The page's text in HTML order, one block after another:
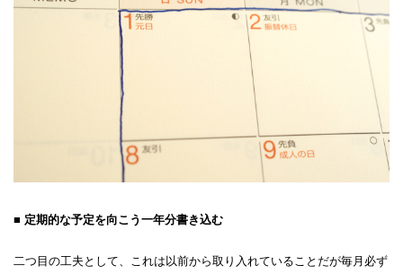
■ 定期的な予定を向こう一年分書き込む
二つ目の工夫として、これは以前から取り入れていることだが毎月必ず